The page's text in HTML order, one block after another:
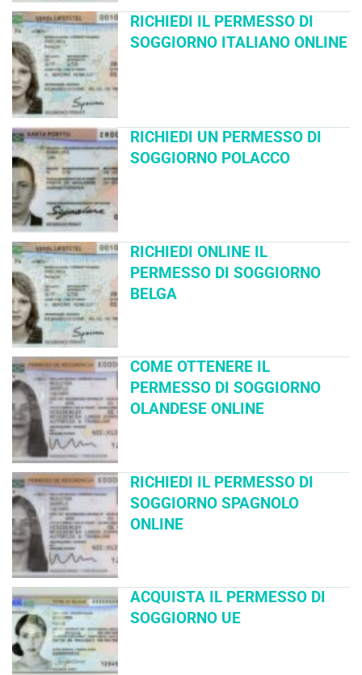
RICHIEDI IL PERMESSO DI
SOGGIORNO ITALIANO ONLINE
RICHIEDI UN PERMESSO DI
SOGGIORNO POLACCO
RICHIEDI ONLINE IL
PERMESSO DI SOGGIORNO
BELGA
COME OTTENERE IL
PERMESSO DI SOGGIORNO
OLANDESE ONLINE
RICHIEDI IL PERMESSO DI
SOGGIORNO SPAGNOLO
ONLINE
ACQUISTA IL PERMESSO DI
SOGGIORNO UE